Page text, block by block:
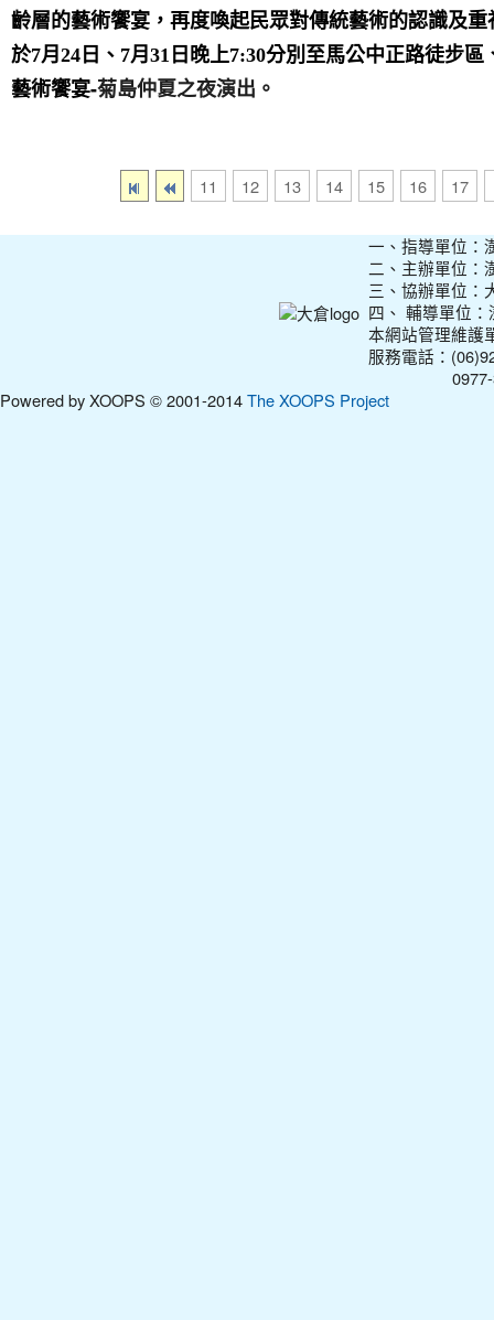
齡層的藝術饗宴，再度喚起民眾對傳統藝術的認識及
於7月24日、7月31日晚上7:30分別至馬公中正路徒步
藝術饗宴-菊島仲夏之夜演出。
11 12 13 14 15 16 17
一、指導單位：
二、主辦單位：
三、協辦單位：
四、 輔導單位
本網站管理維護
服務電話：
0977-
Powered by XOOPS © 2001-2014The XOOPS Project